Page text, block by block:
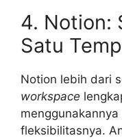
4. Notion:
Satu
Notion lebih dari
workspace
fleksibilitasnya.